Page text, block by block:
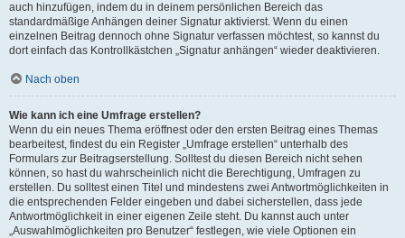
auch hinzufügen, indem du in deinem persönlichen Bereich das
standardmäßige Anhängen deiner Signatur aktivierst. Wenn du einen
einzelnen Beitrag dennoch ohne Signatur verfassen möchtest, so kannst du
dort einfach das Kontrollkästchen „Signatur anhängen“ wieder deaktivieren.
Nach oben
Wie kann ich eine Umfrage erstellen?
Wenn du ein neues Thema eröffnest oder den ersten Beitrag eines Themas
bearbeitest, findest du ein Register „Umfrage erstellen“ unterhalb des
Formulars zur Beitragserstellung. Solltest du diesen Bereich nicht sehen
können, so hast du wahrscheinlich nicht die Berechtigung, Umfragen zu
erstellen. Du solltest einen Titel und mindestens zwei Antwortmöglichkeiten in
die entsprechenden Felder eingeben und dabei sicherstellen, dass jede
Antwortmöglichkeit in einer eigenen Zeile steht. Du kannst auch unter
„Auswahlmöglichkeiten pro Benutzer“ festlegen, wie viele Optionen ein